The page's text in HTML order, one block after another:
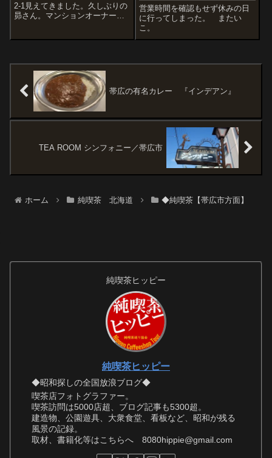
2-1見えてきました。久しぶりの
昴さん。マンションオーナーで
時のシャンデリア近所の風景
営業時間を確認もせず休みの日
に行ってしまった。 またい
こ。
帯広の有名カレー 『インデアン』
TEA ROOM シンフォニー／帯広市
ホーム 純喫茶 北海道 ◆純喫茶【帯広市方面】
純喫茶ヒッピー
純喫茶ヒッピー
◆昭和探しの全国放浪ブログ◆
喫茶店フォトグラファー。
喫茶訪問は5000店超、ブログ記事も5300超。
建造物、公園遊具、大衆食堂、看板など、昭和が残る
風景の記録。
取材、書籍化等はこちらへ 8080hippie@gmail.com